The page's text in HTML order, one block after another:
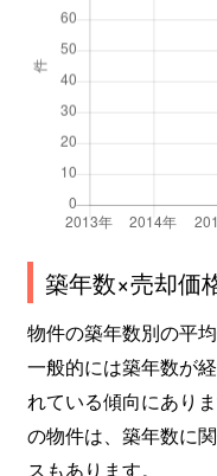
築年数×売却価
物件の築年数別の平
一般的には築年数が
れている傾向にあり
の物件は、築年数に
スもあります。